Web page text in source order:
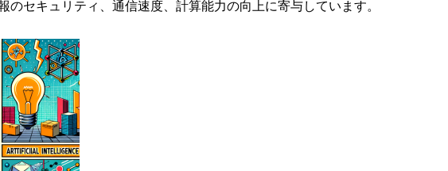
のセキュリティ、通信速度、計算能力の向上に寄与しています。